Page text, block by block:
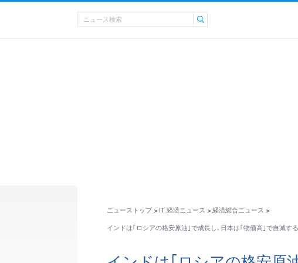
ニューストップ > IT 経済ニュース > 経済総合ニュース >
インドは｢ロシアの格安原油｣で成長し､日本は｢物価高｣で自滅す